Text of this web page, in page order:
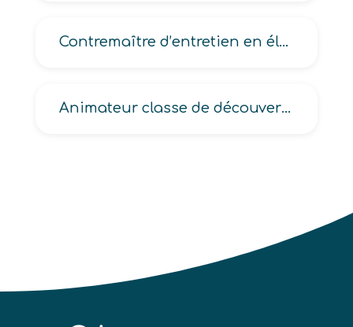
Contremaître d’entretien en électronique
Animateur classe de découverte, d’activités périscolaires